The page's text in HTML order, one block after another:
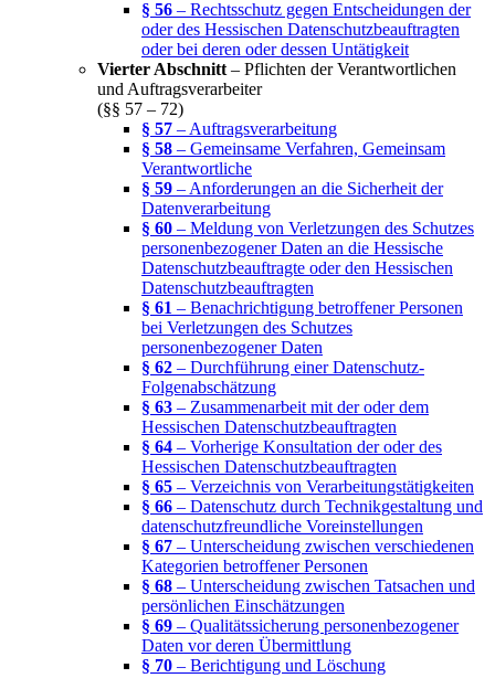
§ 56 – Rechtsschutz gegen Entscheidungen der
oder des Hessischen Datenschutzbeauftragten
oder bei deren oder dessen Untätigkeit
Vierter Abschnitt – Pflichten der Verantwortlichen
und Auftragsverarbeiter
(§§ 57 – 72)
§ 57 – Auftragsverarbeitung
§ 58 – Gemeinsame Verfahren, Gemeinsam
Verantwortliche
§ 59 – Anforderungen an die Sicherheit der
Datenverarbeitung
§ 60 – Meldung von Verletzungen des Schutzes
personenbezogener Daten an die Hessische
Datenschutzbeauftragte oder den Hessischen
Datenschutzbeauftragten
§ 61 – Benachrichtigung betroffener Personen
bei Verletzungen des Schutzes
personenbezogener Daten
§ 62 – Durchführung einer Datenschutz-
Folgenabschätzung
§ 63 – Zusammenarbeit mit der oder dem
Hessischen Datenschutzbeauftragten
§ 64 – Vorherige Konsultation der oder des
Hessischen Datenschutzbeauftragten
§ 65 – Verzeichnis von Verarbeitungstätigkeiten
§ 66 – Datenschutz durch Technikgestaltung und
datenschutzfreundliche Voreinstellungen
§ 67 – Unterscheidung zwischen verschiedenen
Kategorien betroffener Personen
§ 68 – Unterscheidung zwischen Tatsachen und
persönlichen Einschätzungen
§ 69 – Qualitätssicherung personenbezogener
Daten vor deren Übermittlung
§ 70 – Berichtigung und Löschung